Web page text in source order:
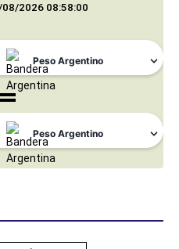
2026 08:58:00